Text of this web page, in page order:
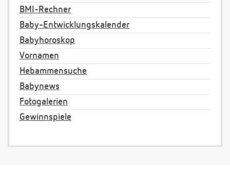
BMI-Rechner
Baby-Entwicklungskalender
Babyhoroskop
Vornamen
Hebammensuche
Babynews
Fotogalerien
Gewinnspiele